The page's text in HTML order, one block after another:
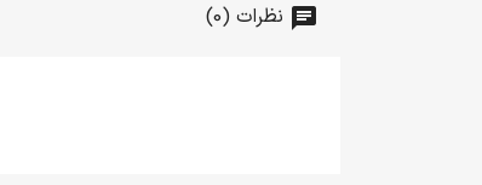
نظرات (0)